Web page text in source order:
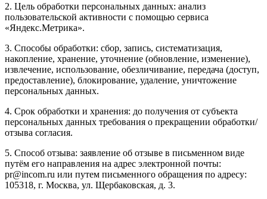
2. Цель обработки персональных данных: анализ
пользовательской активности с помощью сервиса
«Яндекс.Метрика».
3. Способы обработки: сбор, запись, систематизация,
накопление, хранение, уточнение (обновление, изменение),
извлечение, использование, обезличивание, передача (доступ,
предоставление), блокирование, удаление, уничтожение
персональных данных.
4. Срок обработки и хранения: до получения от субъекта
персональных данных требования о прекращении обработки/
отзыва согласия.
5. Способ отзыва: заявление об отзыве в письменном виде
путём его направления на адрес электронной почты:
pr@incom.ru или путем письменного обращения по адресу:
105318, г. Москва, ул. Щербаковская, д. 3.